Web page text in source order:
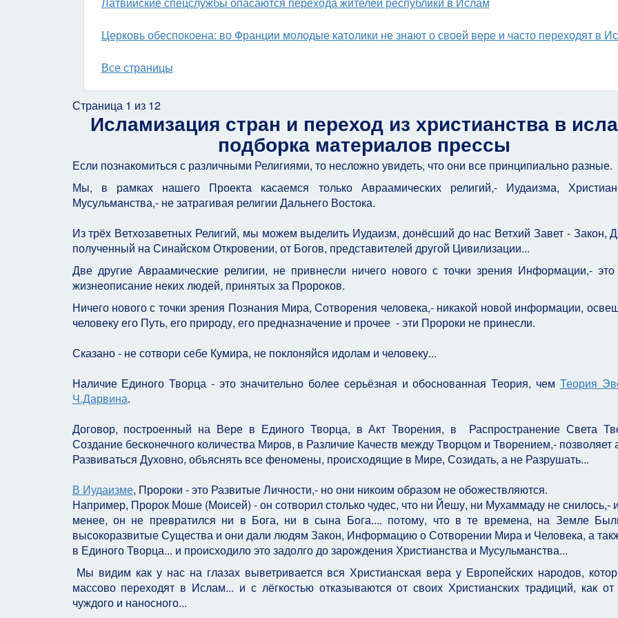
Церковь обеспокоена: во Франции молодые католики не знают о своей вере и часто переходят в
Все страницы
Страница 1 из 12
Исламизация стран и переход из христианства в
подборка материалов прессы
Если познакомиться с различными Религиями, то несложно увидеть, что они все принципиально разные.
Мы, в рамках нашего Проекта касаемся только Авраамических религий,- Иудаизма,
Мусульманства,- не затрагивая религии Дальнего Востока.
Из трёх Ветхозаветных Религий, мы можем выделить Иудаизм, донёсший до нас Ветхий Завет - Закон,
полученный на Синайском Откровении, от Богов, представителей другой Цивилизации...
Две другие Авраамические религии, не привнесли ничего нового с точки зрения Информации,- это
жизнеописание неких людей, принятых за Пророков.
Ничего нового с точки зрения Познания Мира, Сотворения человека,- никакой новой информации,
человеку его Путь, его природу, его предназначение и прочее - эти Пророки не принесли.
Сказано - не сотвори себе Кумира, не поклоняйся идолам и человеку...
Наличие Единого Творца - это значительно более серьёзная и обоснованная Теория, чем Теория
Ч.Дарвина.
Договор, построенный на Вере в Единого Творца, в Акт Творения, в Распространение Света
Создание бесконечного количества Миров, в Различие Качеств между Творцом и Творением,- позволяет
Развиваться Духовно, объяснять все феномены, происходящие в Мире, Созидать, а не Разрушать...
В Иудаизме, Пророки - это Развитые Личности,- но они никоим образом не обожествляются.
Например, Пророк Моше (Моисей) - он сотворил столько чудес, что ни Йешу, ни Мухаммаду не снилось,-
менее, он не превратился ни в Бога, ни в сына Бога.... потому, что в те времена, на Земле
высокоразвитые Существа и они дали людям Закон, Информацию о Сотворении Мира и Человека, а
в Единого Творца... и происходило это задолго до зарождения Христианства и Мусульманства...
Мы видим как у нас на глазах выветривается вся Христианская вера у Европейских народов,
массово переходят в Ислам... и с лёгкостью отказываются от своих Христианских традиций, как от
чуждого и наносного...